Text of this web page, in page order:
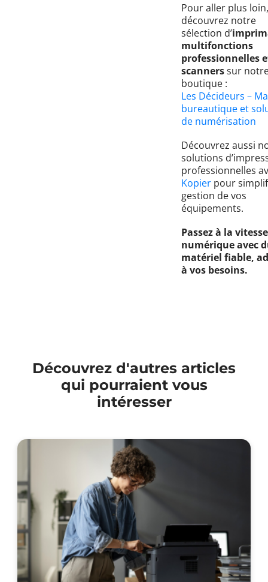
Pour aller plus loin,
découvrez notre
sélection d’
multifonctions
professionnelles
scannerssur
boutique :
Les Décideurs –
bureautique et
de numérisation
Découvrez aussi
solutions
professionnelles
Kopier pour
gestion de vos
équipements.
Passez à la vitesse
numérique avec
matériel fiable,
à vos besoins.
Découvrez d'autres articles
qui pourraient vous
intéresser